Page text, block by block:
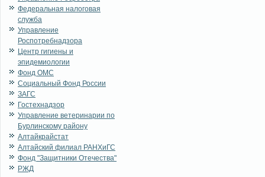
Федеральная налоговая
служба
Управление
Роспотребнадзора
Центр гигиены и
эпидемиологии
Фонд ОМС
Социальный Фонд России
ЗАГС
Гостехнадзор
Управление ветеринарии по
Бурлинскому району
Алтайкрайстат
Алтайский филиал РАНХиГС
Фонд "Защитники Отечества"
РЖД